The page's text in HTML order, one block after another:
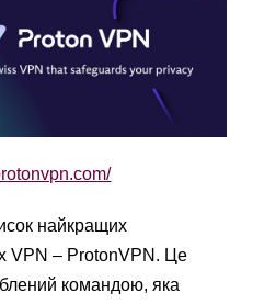
найкращих
VPN – ProtonVPN. Це
командою, яка